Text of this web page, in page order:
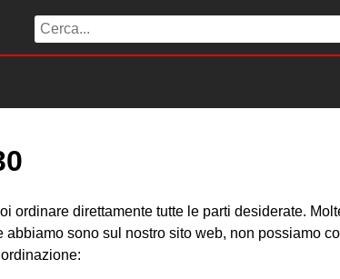
ordinare direttamente tutte le parti desiderate.
sono sul nostro sito web, non possiamo